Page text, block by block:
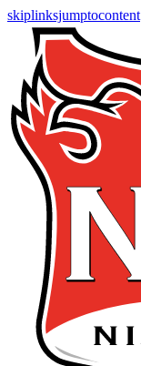
skiplinksjumptocontent